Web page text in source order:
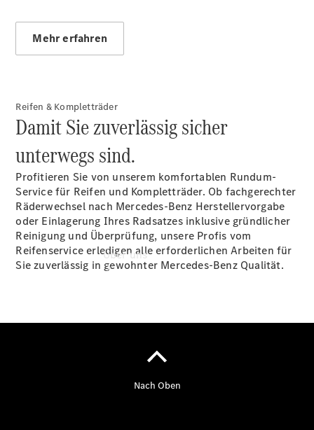
Service für
Reisemobile
Gebrauchtfahrzeugsuche
Über uns
Übersicht
Kontakt
Mehr erfahren
Reifen & Kompletträder
Damit Sie zuverlässig sicher
unterwegs sind.
Profitieren Sie von unserem komfortablen Rundum-
Service für Reifen und Kompletträder. Ob fachgerechter
Räderwechsel nach Mercedes-Benz Herstellervorgabe
oder Einlagerung Ihres Radsatzes inklusive gründlicher
Reinigung und Überprüfung, unsere Profis vom
Reifenservice erledigen alle erforderlichen Arbeiten für
Sie zuverlässig in gewohnter Mercedes-Benz Qualität.